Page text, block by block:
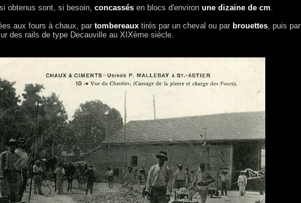
obtenus sont, si besoin, concassés en blocs d'environ une dizaine de cm.
aux fours à chaux, par tombereaux tirés par un cheval ou par brouettes, puis par
des rails de type Decauville au XIXème siècle.